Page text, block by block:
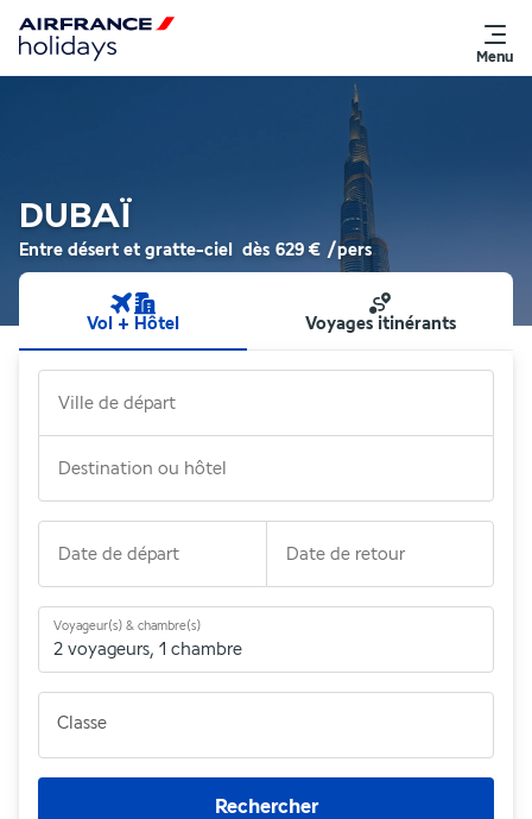
Menu
DUBAÏ
Entre désert et gratte-ciel dès 629 € /pers
Vol + Hôtel Voyages itinérants
Ville de départ
Destination ou hôtel
Date de départ Date de retour
Voyageur(s) & chambre(s)
2 voyageurs, 1 chambre
Classe
Rechercher